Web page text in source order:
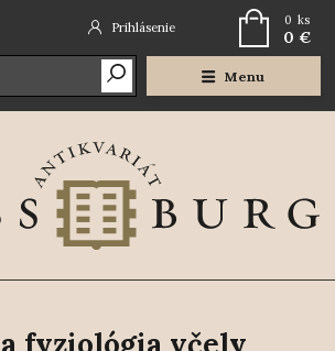
Menu
Prihlásenie 0 ks
0 €